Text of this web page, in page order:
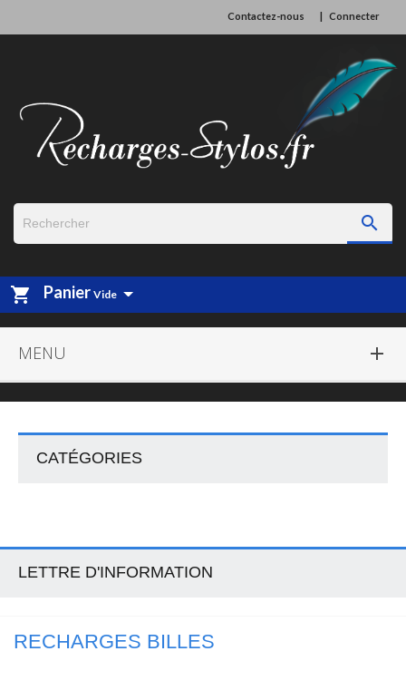
Contactez-nous Connecter

shopping_cart Panier Vide
MENU 
CATÉGORIES
LETTRE D'INFORMATION
RECHARGES BILLES